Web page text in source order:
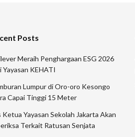
Posts
Meraih Penghargaan ESG 2026
Yayasan KEHATI
Lumpur di Oro-oro Kesongo
Capai Tinggi 15 Meter
Ketua Yayasan Sekolah Jakarta Akan
Terkait Ratusan Senjata